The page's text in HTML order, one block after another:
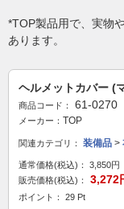
*TOP製品用で、実物
あります。
ヘルメットカバー (
商品コード： 61-0270
メーカー： TOP
関連カテゴリ： 装備品 >
通常価格(税込)：
3,850円
販売価格(税込)：
3,272
ポイント： 29 Pt